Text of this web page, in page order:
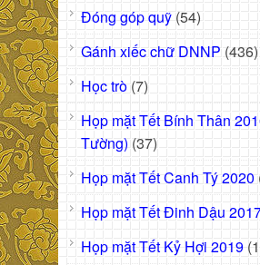
Đóng góp quỹ (54)
Gánh xiếc chữ DNNP (436)
Học trò (7)
Họp mặt Tết Bính Thân
Tường) (37)
Họp mặt Tết Canh Tý 2020
Họp mặt Tết Đinh Dậu
Họp mặt Tết Kỷ Hợi 2019